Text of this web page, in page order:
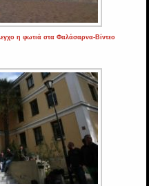
η φωτιά στα Φαλάσαρνα-Βίντεο